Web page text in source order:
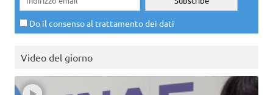
Do il consenso al trattamento dei dati
Video del giorno